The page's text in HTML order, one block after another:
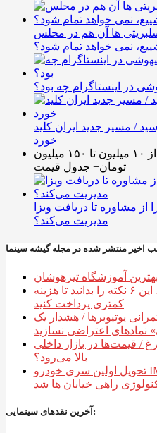
ها آن هم در محلس
نمی خواهد تمام شود؟
در اینستاگرام چه بود؟
/ مسیر جدید ایران کلید
خورد
ریزش در بازار خودرو ادامه دارد؛ از ۱۰ میلیون تا ۱۵۰ میلیون
تومان+ جدول قیمت
مشاوره تا دریافت ویزا
مدیریت می‌کند؟
قبل از تمدید اشتراک فیلیمو، این ۶ نکته را بدانید تا هزینه
کمتری پرداخت کنید
یوتیوبرها / هشدار یک
قیمت‌ها در بازار داخلی
بالا می‌رود؟
تحویل اولین سری خودرو IM LS7 به مشتریان توسط نیکا
آخرین نقدهای سینمایی: